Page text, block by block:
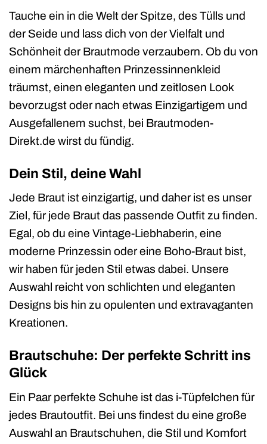
Tauche ein in die Welt der Spitze, des Tülls und
der Seide und lass dich von der Vielfalt und
Schönheit der Brautmode verzaubern. Ob du von
einem märchenhaften Prinzessinnenkleid
träumst, einen eleganten und zeitlosen Look
bevorzugst oder nach etwas Einzigartigem und
Ausgefallenem suchst, bei Brautmoden-
Direkt.de wirst du fündig.
Dein Stil, deine Wahl
Jede Braut ist einzigartig, und daher ist es unser
Ziel, für jede Braut das passende Outfit zu finden.
Egal, ob du eine Vintage-Liebhaberin, eine
moderne Prinzessin oder eine Boho-Braut bist,
wir haben für jeden Stil etwas dabei. Unsere
Auswahl reicht von schlichten und eleganten
Designs bis hin zu opulenten und extravaganten
Kreationen.
Brautschuhe: Der perfekte Schritt ins
Glück
Ein Paar perfekte Schuhe ist das i-Tüpfelchen für
jedes Brautoutfit. Bei uns findest du eine große
Auswahl an Brautschuhen, die Stil und Komfort